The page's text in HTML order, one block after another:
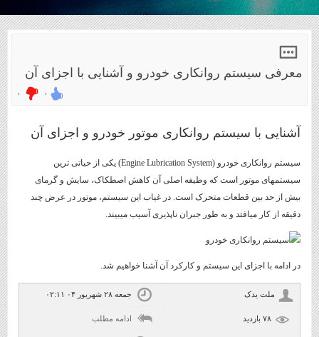
معرفی سیستم روانکاری خودرو و آشنایی با اجزای آن
۰ ۰
آشنایی با سیستم روانکاری موتور خودرو و اجزای آن
سیستم روانکاری خودرو (Engine Lubrication System) یکی از حیاتی ترین
سیستمهای موتور است که وظیفه اصلی آن کاهش اصطکاک، سایش و گرمای
بیش از حد بین قطعات متحرک است. در غیاب این سیستم، موتور در عرض چند
دقیقه از کار میافتد و به طور جبران ناپذیری آسیب میبیند.
در ادامه با اجزای این سیستم و کارکرد آن آشنا خواهیم شد.
ملت یدک جمعه ۲۸ شهریور ۰۴ ۰۲:۱۱
ادامه مطلب